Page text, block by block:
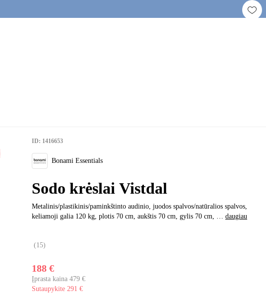
ID: 1416653
Bonami Essentials
Sodo krėslai Vistdal
Metalinis/plastikinis/paminkštinto audinio, juodos spalvos/natūralios spalvos,
keliamoji galia 120 kg, plotis 70 cm, aukštis 70 cm, gylis 70 cm, … daugiau
(15)
188 €
Įprasta kaina 479 €
Sutaupykite 291 €